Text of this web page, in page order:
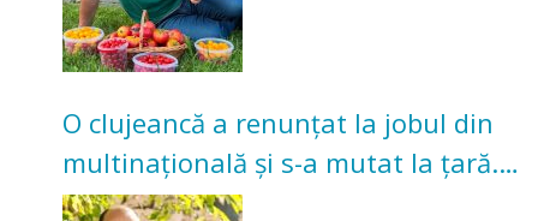
O clujeancă a renunțat la jobul din
multinațională și s-a mutat la țară.
Acum cultivă legume în grădina